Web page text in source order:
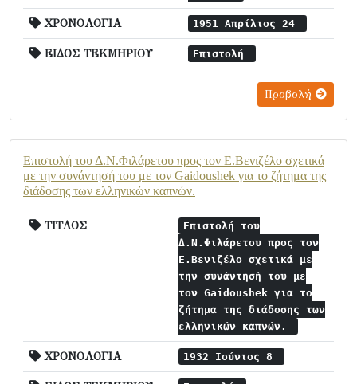
ΧΡΟΝΟΛΟΓΙΑ 1951 Απρίλιος 24
ΕΙΔΟΣ ΤΕΚΜΗΡΙΟΥ Επιστολή
Προβολή
Επιστολή του Δ.Ν.Φιλάρετου προς τον Ε.Βενιζέλο σχετικά
με την συνάντησή του με τον Gaidoushek για το ζήτημα της
διάδοσης των ελληνικών καπνών.
ΤΙΤΛΟΣ
Επιστολή του
Δ.Ν.Φιλάρετου προς τον
Ε.Βενιζέλο σχετικά με
την συνάντησή του με
τον Gaidoushek για το
ζήτημα της διάδοσης των
ελληνικών καπνών.
ΧΡΟΝΟΛΟΓΙΑ 1932 Ιούνιος 8